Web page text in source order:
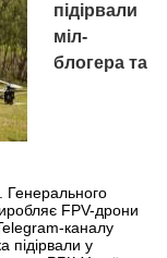
підірвали
міл-
блогера та
Генерального
FPV-дрони
каналу
підірвали у